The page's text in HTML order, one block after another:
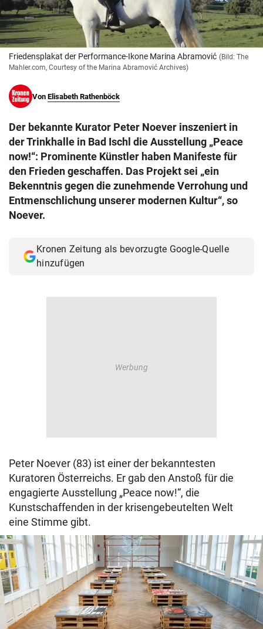
© Krone Multimedia GmbH & Co KG 2026
Muthgasse 2, 1190 Wien
Friedensplakat der Performance-Ikone Marina Abramović (Bild: The
Mahler.com, Courtesy of the Marina Abramović Archives)
Von Elisabeth Rathenböck
Der bekannte Kurator Peter Noever inszeniert in
der Trinkhalle in Bad Ischl die Ausstellung „Peace
now!“: Prominente Künstler haben Manifeste für
den Frieden geschaffen. Das Projekt sei „ein
Bekenntnis gegen die zunehmende Verrohung und
Entmenschlichung unserer modernen Kultur“, so
Noever.
Kronen Zeitung als bevorzugte Google-Quelle
hinzufügen
Peter Noever (83) ist einer der bekanntesten
Kuratoren Österreichs. Er gab den Anstoß für die
engagierte Ausstellung „Peace now!“, die
Kunstschaffenden in der krisengebeutelten Welt
eine Stimme gibt.